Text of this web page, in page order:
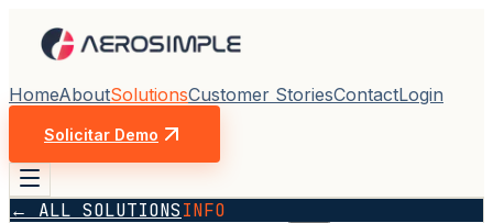
HomeAboutSolutionsCustomer StoriesContactLogin
Solicitar Demo
← ALL SOLUTIONSINFO